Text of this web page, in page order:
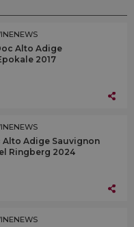
Alto Adige
2017
Alto Adige Sauvignon
Ringberg 2024